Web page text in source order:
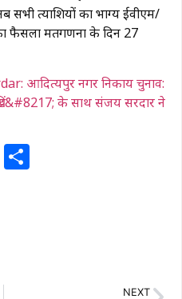
सभी प्रत्याशियों का भाग्य ईवीएम/
फैसला मतगणना के दिन 27
आदित्यपुर नगर निकाय चुनाव:
के साथ संजय सरदार ने
LinkedIn
NEXT